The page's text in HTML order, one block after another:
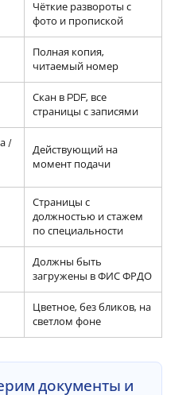
Чёткие развороты с
фото и пропиской
Полная копия,
читаемый номер
Скан в PDF, все
страницы с записями
/
Действующий на
момент подачи
Страницы с
должностью и стажем
по специальности
Должны быть
загружены в ФИС ФРДО
Цветное, без бликов, на
светлом фоне
документы и